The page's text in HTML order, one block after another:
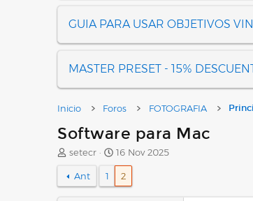
GUIA PARA USAR OBJETIVOS
MASTER PRESET - 15%
Inicio Foros FOTOGRAFIA
Software para Mac
A
t
o
setecr
F
e
h
16 Nov 2025
Ant 1 2